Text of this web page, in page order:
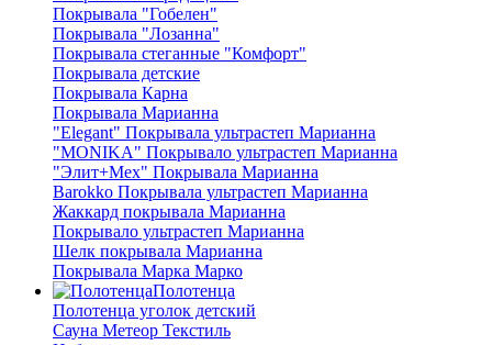
Покрывала "Гобелен"
Покрывала "Лозанна"
Покрывала стеганные "Комфорт"
Покрывала детские
Покрывала Карна
Покрывала Марианна
"Elegant" Покрывала ультрастеп Марианна
"MONIKA" Покрывало ультрастеп Марианна
"Элит+Мех" Покрывала Марианна
Barokko Покрывала ультрастеп Марианна
Жаккард покрывала Марианна
Покрывало ультрастеп Марианна
Шелк покрывала Марианна
Покрывала Марка Марко
Полотенца
Полотенца уголок детский
Сауна Метеор Текстиль